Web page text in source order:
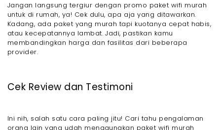
Jangan langsung tergiur dengan promo paket wifi murah
untuk di rumah, ya! Cek dulu, apa aja yang ditawarkan.
Kadang, ada paket yang murah tapi kuotanya cepat habis,
atau kecepatannya lambat. Jadi, pastikan kamu
membandingkan harga dan fasilitas dari beberapa
provider.
Cek Review dan Testimoni
Ini nih, salah satu cara paling jitu! Cari tahu pengalaman
orang lain yang udah menggunakan paket wifi murah